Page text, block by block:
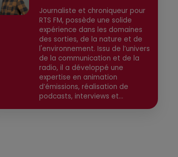
Journaliste et chroniqueur pour
RTS FM, possède une solide
expérience dans les domaines
des sorties, de la nature et de
l'environnement. Issu de l’univers
de la communication et de la
radio, il a développé une
expertise en animation
d’émissions, réalisation de
podcasts, interviews et